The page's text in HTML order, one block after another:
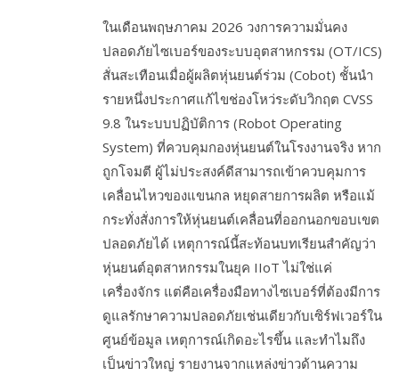
ในเดือนพฤษภาคม 2026 วงการความมั่นคง
ปลอดภัยไซเบอร์ของระบบอุตสาหกรรม (OT/ICS)
สั่นสะเทือนเมื่อผู้ผลิตหุ่นยนต์ร่วม (Cobot) ชั้นนำ
รายหนึ่งประกาศแก้ไขช่องโหว่ระดับวิกฤต CVSS
9.8 ในระบบปฏิบัติการ (Robot Operating
System) ที่ควบคุมกองหุ่นยนต์ในโรงงานจริง หาก
ถูกโจมตี ผู้ไม่ประสงค์ดีสามารถเข้าควบคุมการ
เคลื่อนไหวของแขนกล หยุดสายการผลิต หรือแม้
กระทั่งสั่งการให้หุ่นยนต์เคลื่อนที่ออกนอกขอบเขต
ปลอดภัยได้ เหตุการณ์นี้สะท้อนบทเรียนสำคัญว่า
หุ่นยนต์อุตสาหกรรมในยุค IIoT ไม่ใช่แค่
เครื่องจักร แต่คือเครื่องมือทางไซเบอร์ที่ต้องมีการ
ดูแลรักษาความปลอดภัยเช่นเดียวกับเซิร์ฟเวอร์ใน
ศูนย์ข้อมูล เหตุการณ์เกิดอะไรขึ้น และทำไมถึง
เป็นข่าวใหญ่ รายงานจากแหล่งข่าวด้านความ